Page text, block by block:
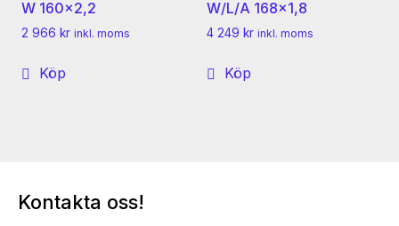
W 160×2,2
2 966 kr inkl. moms
Köp
W/L/A 168×1,8
4 249 kr inkl. moms
Köp
Kontakta oss!